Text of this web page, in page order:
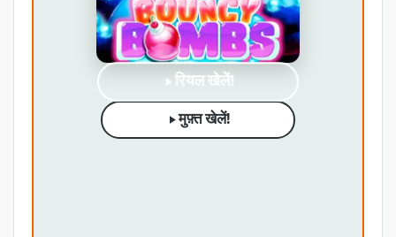
रियल खेलें!
मुफ़्त खेलें!